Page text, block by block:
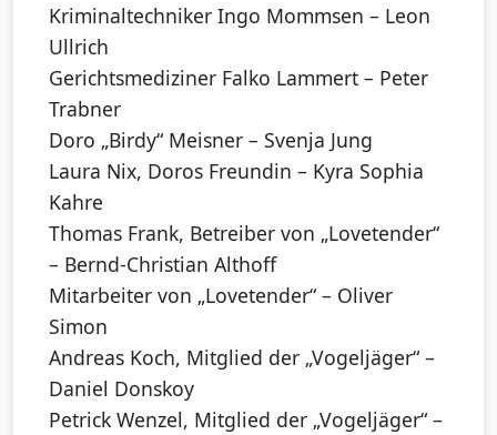
Kriminaltechniker Ingo Mommsen – Leon
Ullrich
Gerichtsmediziner Falko Lammert – Peter
Trabner
Doro „Birdy“ Meisner – Svenja Jung
Laura Nix, Doros Freundin – Kyra Sophia
Kahre
Thomas Frank, Betreiber von „Lovetender“
– Bernd-Christian Althoff
Mitarbeiter von „Lovetender“ – Oliver
Simon
Andreas Koch, Mitglied der „Vogeljäger“ –
Daniel Donskoy
Petrick Wenzel, Mitglied der „Vogeljäger“ –